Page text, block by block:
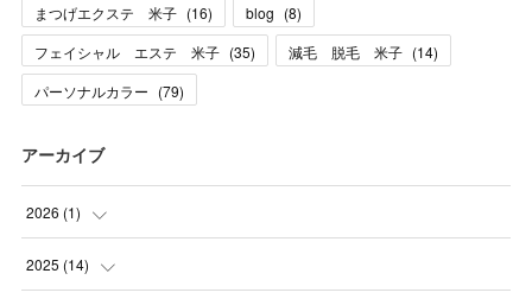
まつげエクステ 米子 (16) blog (8)
フェイシャル エステ 米子 (35) 減毛 脱毛 米子 (14)
パーソナルカラー (79)
アーカイブ
2026 (1)
(1
2025 (14)